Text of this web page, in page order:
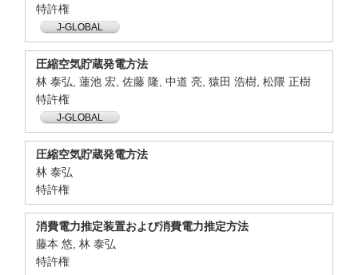
特許権
J-GLOBAL
圧縮空気貯蔵発電方法
林 泰弘, 蓮池 宏, 佐藤 隆, 中道 亮, 猿田 浩樹, 松隈 正樹
特許権
J-GLOBAL
圧縮空気貯蔵発電方法
林 泰弘
特許権
消費電力推定装置および消費電力推定方法
藤本 悠, 林 泰弘
特許権